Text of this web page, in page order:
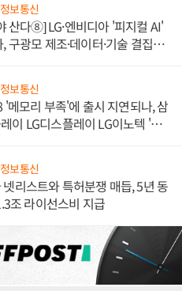
보통신
산다⑧] LG·엔비디아 '피지컬 AI'
구광모 제조·데이터·기술 결집
보통신
'메모리 부족'에 출시 지연되나, 삼
이 LG디스플레이 LG이노텍 '탈
보통신
리스트와 특허분쟁 매듭, 5년 동
조 라이선스비 지급